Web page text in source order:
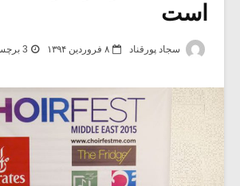
است
سجاد پورقناد ۸ فروردین ۱۳۹۴ 3 برچسب -